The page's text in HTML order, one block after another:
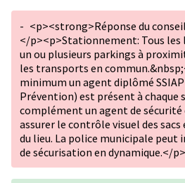
- <p><strong>Réponse du
</p><p>Stationnement: Tous les
un ou plusieurs parkings à
les transports en
minimum un agent diplômé SSIAP
Prévention) est présent à chaque
complément un agent de
assurer le contrôle visuel des
du lieu. La police municipale peut
de sécurisation en dynamique.</p>